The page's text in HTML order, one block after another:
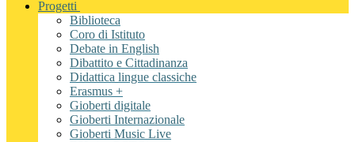
Progetti
Biblioteca
Coro di Istituto
Debate in English
Dibattito e Cittadinanza
Didattica lingue classiche
Erasmus +
Gioberti digitale
Gioberti Internazionale
Gioberti Music Live